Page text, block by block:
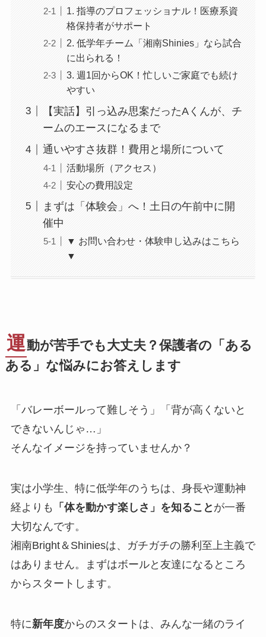
1. 指導のプロフェッショナル！医療系資
格保持者がサポート
2. 低学年チーム「湘南Shinies」なら試合
に出られる！
3. 週1回からOK！忙しいご家庭でも続け
やすい
【実話】引っ込み思案だったAくんが、チ
ームのエースになるまで
通いやすさ抜群！費用と場所について
活動場所（アクセス）
安心の費用設定
まずは「体験会」へ！土日の午前中に開
催中
▼ お問い合わせ・体験申し込みはこちら
▼
運動が苦手でも大丈夫？保護者の「ある
ある」な悩みにお答えします
「バレーボールって難しそう」「背が高くないと
できないんじゃ…」
そんなイメージを持っていませんか？
実は小学生、特に低学年のうちは、身長や運動神
経よりも
「体を動かす楽しさ」を知ること が一番
大切なんです。
湘南Bright＆Shiniesは、ガチガチの勝利至上主義で
はありません。まずはボールと友達になるところ
からスタートします。
特に新年度からのスタートは、みんな一緒のライ